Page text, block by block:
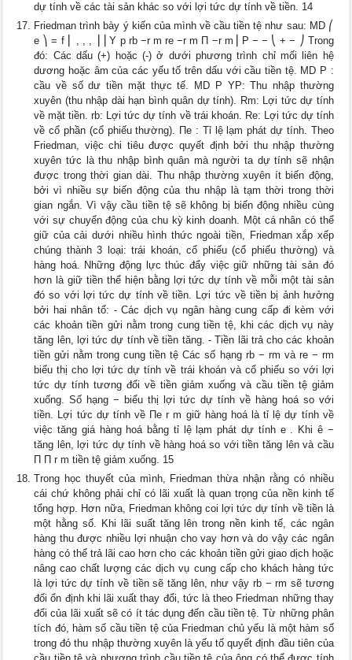
dự tính về các tài sản khác so với lợi tức dự tính về tiền. 14
Friedman trình bày ý kiến của mình về cầu tiền tệ như sau: MD ⎛
e ⎞ = f ⎜ , , , ⎟ ⎜Y p rb −r m re −r m Π −r m⎟ Ρ − − ⎝ + − ⎠ Trong
đó: Các dấu (+) hoặc (-) ở dưới phương trình chỉ mối liên hệ
dương hoặc âm của các yếu tố trên dấu với cầu tiền tệ. MD P :
cầu về số dư tiền mặt thực tế. MD P YP: Thu nhập thường
xuyên (thu nhập dài hạn bình quân dự tính). Rm: Lợi tức dự tính
về mặt tiền. rb: Lợi tức dự tính về trái khoán. Re: Lợi tức dự tính
về cổ phần (cổ phiếu thường). Πe : Tỉ lệ lạm phát dự tính. Theo
Friedman, việc chi tiêu được quyết định bởi thu nhập thường
xuyên tức là thu nhập bình quân mà người ta dự tính sẽ nhận
được trong thời gian dài. Thu nhập thường xuyên ít biến động,
bởi vì nhiều sự biến động của thu nhập là tạm thời trong thời
gian ngắn. Vì vậy cầu tiền tệ sẽ không bị biến động nhiều cùng
với sự chuyển động của chu kỳ kinh doanh. Một cá nhân có thể
giữ của cải dưới nhiều hình thức ngoài tiền, Friedman xắp xếp
chúng thành 3 loại: trái khoán, cổ phiếu (cổ phiếu thường) và
hàng hoá. Những động lực thúc đẩy việc giữ những tài sản đó
hơn là giữ tiền thể hiện bằng lợi tức dự tính về mỗi một tài sản
đó so với lợi tức dự tính về tiền. Lợi tức về tiền bị ảnh hưởng
bởi hai nhân tố: - Các dịch vụ ngân hàng cung cấp đi kèm với
các khoản tiền gửi nằm trong cung tiền tệ, khi các dịch vụ này
tăng lên, lợi tức dự tính về tiền tăng. - Tiền lãi trả cho các khoản
tiền gửi nằm trong cung tiền tệ Các số hạng rb − rm và re − rm
biểu thị cho lợi tức dự tính về trái khoán và cổ phiếu so với lợi
tức dự tính tương đối về tiền giảm xuống và cầu tiền tệ giảm
xuống. Số hạng − biểu thị lợi tức dự tính về hàng hoá so với
tiền. Lợi tức dự tính về Πe r m giữ hàng hoá là tỉ lệ dự tính về
việc tăng giá hàng hoá bằng tỉ lệ lạm phát dự tính e . Khi ê −
tăng lên, lợi tức dự tính về hàng hoá so với tiền tăng lên và cầu
Π Π r m tiền tệ giảm xuống. 15
Trong học thuyết của mình, Friedman thừa nhận rằng có nhiều
cái chứ không phải chỉ có lãi xuất là quan trọng của nền kinh tế
tổng hợp. Hơn nữa, Friedman không coi lợi tức dự tính về tiền là
một hằng số. Khi lãi suất tăng lên trong nền kinh tế, các ngân
hàng thu được nhiều lợi nhuận cho vay hơn và do vậy các ngân
hàng có thể trả lãi cao hơn cho các khoản tiền gửi giao dịch hoặc
nâng cao chất lượng các dịch vụ cung cấp cho khách hàng tức
là lợi tức dự tính về tiền sẽ tăng lên, như vậy rb − rm sẽ tương
đối ổn định khi lãi xuất thay đổi, tức là theo Friedman những thay
đổi của lãi xuất sẽ có ít tác dụng đến cầu tiền tệ. Từ những phân
tích đó, hàm số cầu tiền tệ của Friedman chủ yếu là một hàm số
trong đó thu nhập thường xuyên là yếu tố quyết định đầu tiên của